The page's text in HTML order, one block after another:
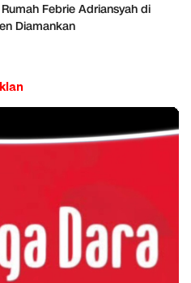
Febrie Adriansyah di
Diamankan